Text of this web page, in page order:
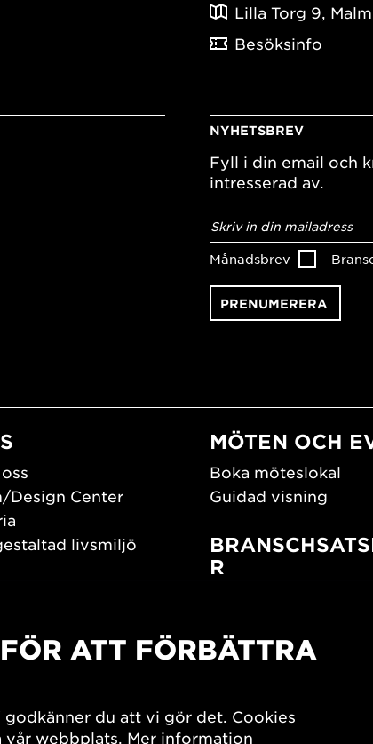
Lilla Torg 9,
Besöksinfo
NYHETSBREV
Fyll i din email och
intresserad av.
postadress*
Månadsbrev
Design Center
livsmiljö
MÖTEN OCH
Boka möteslokal
Guidad visning
R
Southern Sweden
Arkitekturdagarna
7x Konsthantverk
ATT FÖRBÄTTRA
du att vi gör det. Cookies
vår webbplats. Mer information